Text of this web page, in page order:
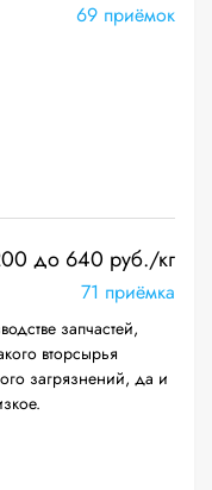
69 приёмок
до 640 руб./кг
71 приёмка
запчастей,
вторсырья
загрязнений, да и